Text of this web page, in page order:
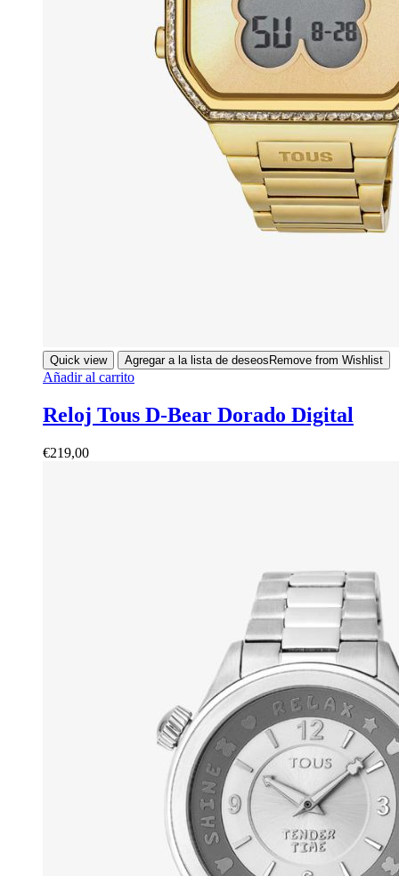
Quick view Agregar a la lista de deseos Remove from Wishlist
Añadir al carrito
Reloj Tous D-Bear Dorado Digital
€219,00